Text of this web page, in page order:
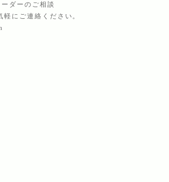
ダーのご相談
にご連絡ください。